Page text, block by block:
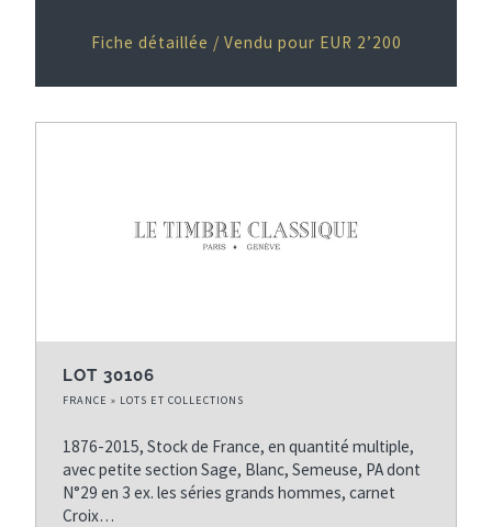
Fiche détaillée / Vendu pour EUR 2’200
LOT 30106
FRANCE » LOTS ET COLLECTIONS
1876-2015, Stock de France, en quantité multiple,
avec petite section Sage, Blanc, Semeuse, PA dont
N°29 en 3 ex. les séries grands hommes, carnet
Croix…